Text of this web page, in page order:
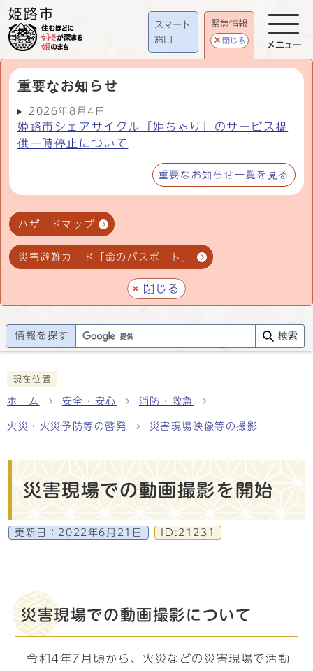
スマート
窓口
緊急情報
閉じる
重要なお知らせ
2026年8月4日
姫路市シェアサイクル「姫ちゃり」のサービス提
供一時停止について
重要なお知らせ一覧を見る
ハザードマップ
災害避難カード「命のパスポート」
閉じる
メニュー
情報を探す 検索
現在位置
ホーム 安全・安心 消防・救急
火災・火災予防等の啓発 災害現場映像等の撮影
災害現場での動画撮影を開始
更新日： 2022年6月21日 ID:21231
災害現場での動画撮影について
令和4年7月頃から、火災などの災害現場で活動